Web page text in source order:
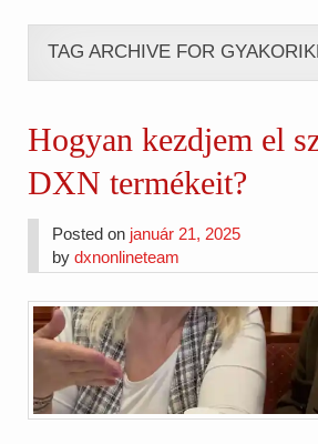
TAG ARCHIVE FOR
Hogyan kezdjem el
DXN termékeit?
Posted on január 21, 2025
bydxnonlineteam